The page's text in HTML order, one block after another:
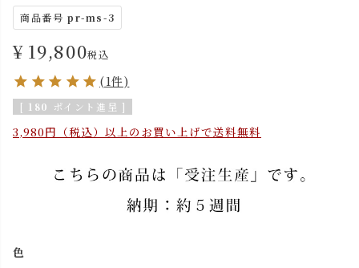
商品番号 pr-ms-3
¥ 19,800税込
(1件)
[ 180 ポイント進呈 ]
3,980円（税込）以上のお買い上げで送料無料
色